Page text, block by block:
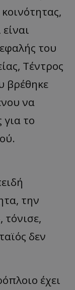
του
Τέντρος
βρέθηκε
να
το
την
δεν
έχει